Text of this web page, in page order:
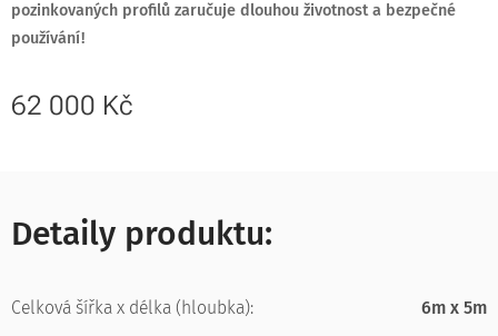
pozinkovaných profilů zaručuje dlouhou životnost a bezpečné
používání!
62 000 Kč
Detaily produktu:
Celková šířka x délka (hloubka): 6m x 5m